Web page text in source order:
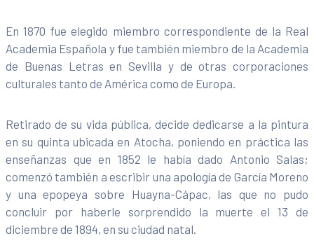
En 1870 fue elegido miembro correspondiente de la Real
Academia Española y fue también miembro de la Academia
de Buenas Letras en Sevilla y de otras corporaciones
culturales tanto de América como de Europa.
Retirado de su vida pública, decide dedicarse a la pintura
en su quinta ubicada en Atocha, poniendo en práctica las
enseñanzas que en 1852 le había dado Antonio Salas;
comenzó también a escribir una apología de García Moreno
y una epopeya sobre Huayna-Cápac, las que no pudo
concluir por haberle sorprendido la muerte el 13 de
diciembre de 1894, en su ciudad natal.